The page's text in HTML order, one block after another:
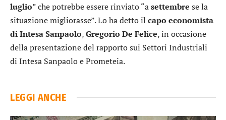
luglio” che potrebbe essere rinviato “asettembre se la
situazione migliorasse”. Lo ha detto il capo economista
di Intesa Sanpaolo,Gregorio De Felice, in occasione
della presentazione del rapporto sui Settori Industriali
di Intesa Sanpaolo e Prometeia.
LEGGI ANCHE